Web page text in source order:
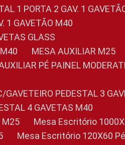
1 PORTA 2 GAV. 1
1 GAVETÃO M40
GLASS
MESA AUXILIAR M25
AUXILIAR PÉ PAINEL
C/GAVETEIRO PEDESTAL 3
4 GAVETAS M40
M25
Mesa Escritório
Mesa Escritório 120X60